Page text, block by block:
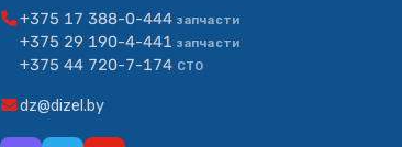
+375 17 388-0-444 запчасти
+375 29 190-4-441 запчасти
+375 44 720-7-174 СТО
dz@dizel.by